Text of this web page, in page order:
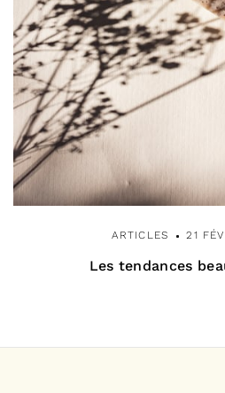
ARTICLES 21
Les tendances